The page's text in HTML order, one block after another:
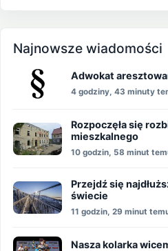
Najnowsze wiadomości
Adwokat
4 godziny, 43 minuty
Rozpoczęła się
mieszkalnego
10 godzin, 58 minut
Przejdź się
świecie
11 godzin, 29 minut
Nasza kolarka